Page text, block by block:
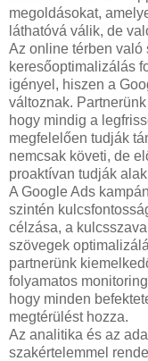
megoldásokat,
láthatóvá válik, de
Az online térben való
keresőoptimalizálás
igényel, hiszen a
változnak.
hogy mindig a
megfelelően tudják
nemcsak követi, de
proaktívan tudják
A Google Ads
szintén
célzása, a
szövegek
partnerünk
folyamatos
hogy minden
megtérülést hozza.
Az analitika és az
szakértelemmel